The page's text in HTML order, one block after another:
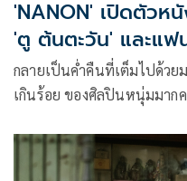
'NANON' เปิดตัวห
'ตู ต้นตะวัน' และแฟ
กลายเป็นค่ำคืนที่เต็มไปด้วย
เกินร้อย ของศิลปินหนุ่มมากค
“NANON ‘What
หนังสั้น พร้อมเปิดตัว MV ซิ